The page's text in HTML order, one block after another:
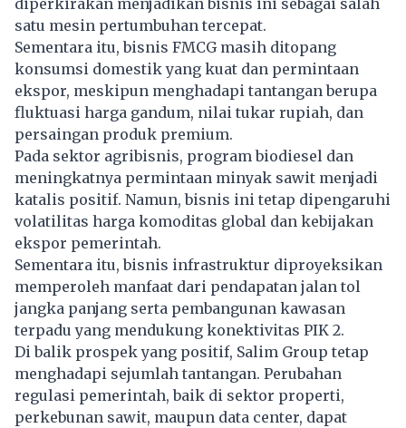
satu mesin pertumbuhan tercepat.
Sementara itu, bisnis FMCG masih ditopang
konsumsi domestik yang kuat dan permintaan
ekspor, meskipun menghadapi tantangan berupa
fluktuasi harga gandum, nilai tukar rupiah, dan
persaingan produk premium.
Pada sektor agribisnis, program biodiesel dan
meningkatnya permintaan minyak sawit menjadi
katalis positif. Namun, bisnis ini tetap dipengaruhi
volatilitas harga komoditas global dan kebijakan
ekspor pemerintah.
Sementara itu, bisnis infrastruktur diproyeksikan
memperoleh manfaat dari pendapatan jalan tol
jangka panjang serta pembangunan kawasan
terpadu yang mendukung konektivitas PIK 2.
Di balik prospek yang positif, Salim Group tetap
menghadapi sejumlah tantangan. Perubahan
regulasi pemerintah, baik di sektor properti,
perkebunan sawit, maupun data center, dapat